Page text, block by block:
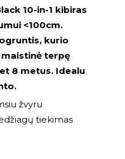
10-in-1 kibiras
<100cm.
kurio
terpę
8 metus. Idealu
žvyru
tiekimas